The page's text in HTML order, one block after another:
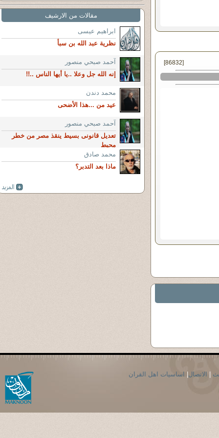
[86832]
مقالات من الارشيف
ابراهيم عيسى
نظرية عبد الله بن سبأ
آحمد صبحي منصور
إنه الله جل وعلا ..يا أيها الناس ..!!
محمد دندن
عيد من ...هذا الأضحى
آحمد صبحي منصور
تعديل قانونى بسيط ينقذ مصر من خطر
محيط
محمد صادق
ماذا بعد التدبر؟
الاتصال اساسيات اهل القران